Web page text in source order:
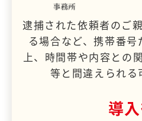
逮捕された依頼者のご
る場合など、携帯番
上、時間帯や内容との
等と間違えられる
導